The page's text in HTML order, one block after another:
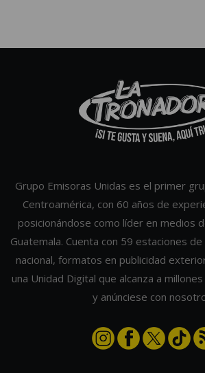
Grupo Emisoras Unidas es el primer
Centroamérica, con 60 años de
posicionándose como líder en medios
Guatemala. Cuenta con 59 estaciones
nacional, formatos en publicidad
una Unidad Digital que alcanza a
y anúnciese con